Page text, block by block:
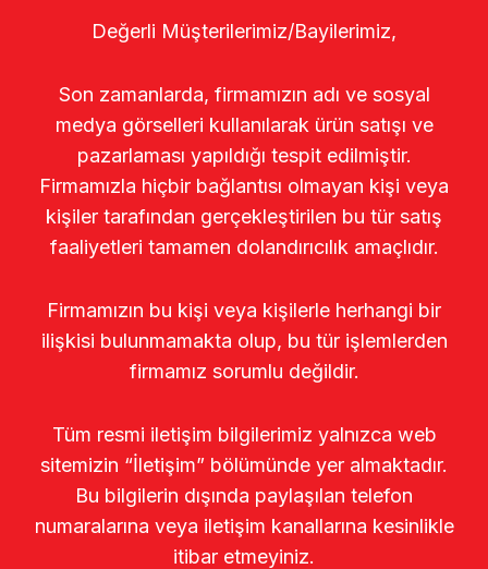
Değerli Müşterilerimiz/Bayilerimiz,
Son zamanlarda, firmamızın adı ve sosyal
medya görselleri kullanılarak ürün satışı ve
pazarlaması yapıldığı tespit edilmiştir.
Firmamızla hiçbir bağlantısı olmayan kişi veya
kişiler tarafından gerçekleştirilen bu tür satış
faaliyetleri tamamen dolandırıcılık amaçlıdır.
Firmamızın bu kişi veya kişilerle herhangi bir
ilişkisi bulunmamakta olup, bu tür işlemlerden
firmamız sorumlu değildir.
Tüm resmi iletişim bilgilerimiz yalnızca web
sitemizin “İletişim” bölümünde yer almaktadır.
Bu bilgilerin dışında paylaşılan telefon
numaralarına veya iletişim kanallarına kesinlikle
itibar etmeyiniz.